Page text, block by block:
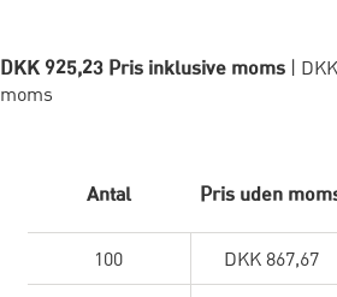
DKK 925,23 Pris inklusive moms |
moms
Antal Pris uden
100 DKK 867,67